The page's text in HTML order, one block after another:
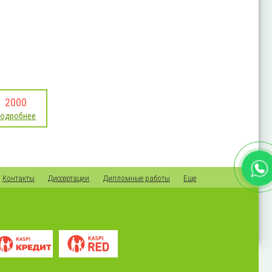
2000
Контакты Диссертации Дипломные работы Еще